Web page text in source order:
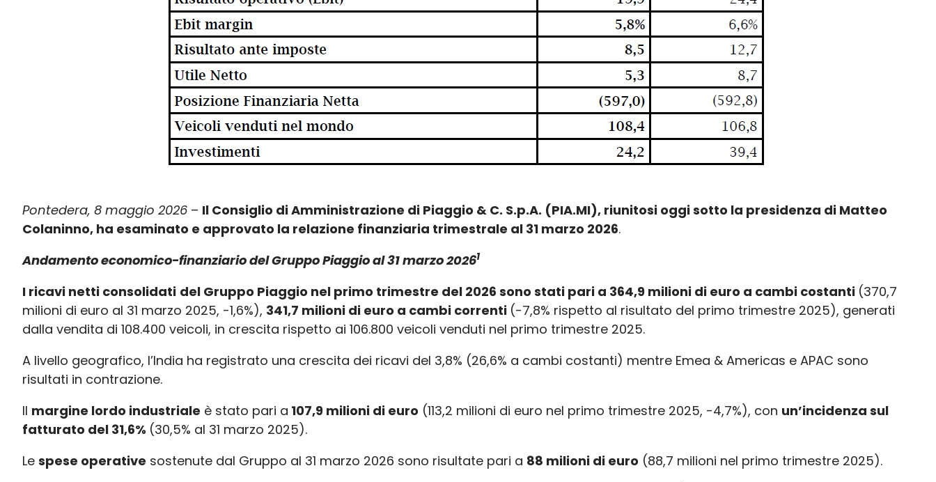
Pontedera, 8 maggio 2026 – Il Consiglio di Amministrazione di Piaggio & C. S.p.A. (PIA.MI), riunitosi oggi sotto la presidenza di Matteo
Colaninno, ha esaminato e approvato la relazione finanziaria trimestrale al 31 marzo 2026.
Andamento economico-finanziario del Gruppo Piaggio al 31 marzo 20261
I ricavi netti consolidati del Gruppo Piaggio nel primo trimestre del 2026 sono stati pari a 364,9 milioni di euro a cambi costanti (370,7
milioni di euro al 31 marzo 2025, -1,6%), 341,7 milioni di euro a cambi correnti (-7,8% rispetto al risultato del primo trimestre 2025), generati
dalla vendita di 108.400 veicoli, in crescita rispetto ai 106.800 veicoli venduti nel primo trimestre 2025.
A livello geografico, l’India ha registrato una crescita dei ricavi del 3,8% (26,6% a cambi costanti) mentre Emea & Americas e APAC sono
risultati in contrazione.
Il margine lordo industriale è stato pari a 107,9 milioni di euro (113,2 milioni di euro nel primo trimestre 2025, -4,7%), con un’incidenza sul
fatturato del 31,6% (30,5% al 31 marzo 2025).
Le spese operative sostenute dal Gruppo al 31 marzo 2026 sono risultate pari a 88 milioni di euro (88,7 milioni nel primo trimestre 2025).